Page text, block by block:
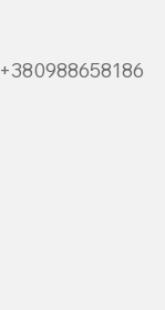
+380988658186